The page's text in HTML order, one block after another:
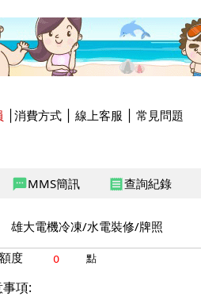
消費方式 線上客服 常見問題
smsMMS簡訊 receipt 查詢紀錄
雄大電機冷凍/水電裝修/牌照
度 點
項: